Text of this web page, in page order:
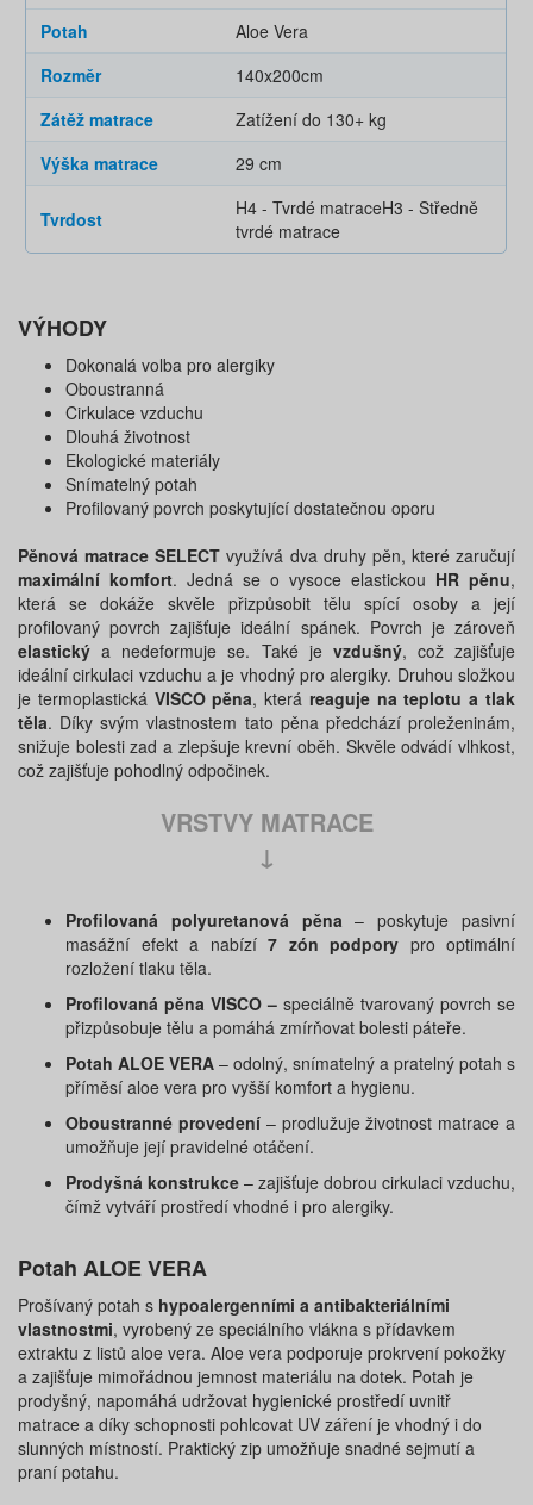
Potah
Aloe Vera
Rozměr
140x200cm
Zátěž matrace
Zatížení do 130+ kg
Výška matrace
29 cm
Tvrdost H4 - Tvrdé matraceH3 - Středně
tvrdé matrace
VÝHODY
Dokonalá volba pro alergiky
Oboustranná
Cirkulace vzduchu
Dlouhá životnost
Ekologické materiály
Snímatelný potah
Profilovaný povrch poskytující dostatečnou oporu
Pěnová matrace SELECT využívá dva druhy pěn, které zaručují
maximální komfort. Jedná se o vysoce elastickou HR pěnu,
která se dokáže skvěle přizpůsobit tělu spící osoby a její
profilovaný povrch zajišťuje ideální spánek. Povrch je zároveň
elastický a nedeformuje se. Také je vzdušný, což zajišťuje
ideální cirkulaci vzduchu a je vhodný pro alergiky. Druhou složkou
je termoplastická VISCO pěna, která reaguje na teplotu a tlak
těla. Díky svým vlastnostem tato pěna předchází proleženinám,
snižuje bolesti zad a zlepšuje krevní oběh. Skvěle odvádí vlhkost,
což zajišťuje pohodlný odpočinek.
VRSTVY MATRACE
↓
Profilovaná polyuretanová pěna – poskytuje pasivní
masážní efekt a nabízí 7 zón podpory pro optimální
rozložení tlaku těla.
Profilovaná pěna VISCO – speciálně tvarovaný povrch se
přizpůsobuje tělu a pomáhá zmírňovat bolesti páteře.
Potah ALOE VERA – odolný, snímatelný a pratelný potah s
příměsí aloe vera pro vyšší komfort a hygienu.
Oboustranné provedení– prodlužuje životnost matrace a
umožňuje její pravidelné otáčení.
Prodyšná konstrukce – zajišťuje dobrou cirkulaci vzduchu,
čímž vytváří prostředí vhodné i pro alergiky.
Potah ALOE VERA
Prošívaný potah s hypoalergenními a antibakteriálními
vlastnostmi, vyrobený ze speciálního vlákna s přídavkem
extraktu z listů aloe vera. Aloe vera podporuje prokrvení pokožky
a zajišťuje mimořádnou jemnost materiálu na dotek. Potah je
prodyšný, napomáhá udržovat hygienické prostředí uvnitř
matrace a díky schopnosti pohlcovat UV záření je vhodný i do
slunných místností. Praktický zip umožňuje snadné sejmutí a
praní potahu.